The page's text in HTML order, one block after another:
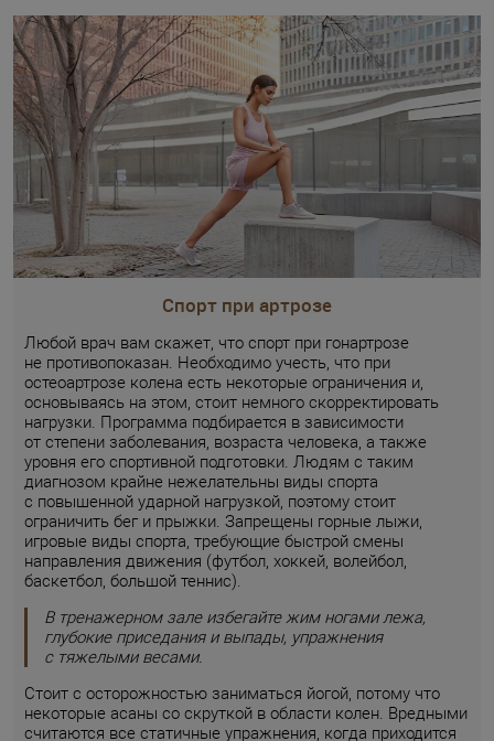
Спорт при артрозе
Любой врач вам скажет, что спорт при гонартрозе
не противопоказан. Необходимо учесть, что при
остеоартрозе колена есть некоторые ограничения и,
основываясь на этом, стоит немного скорректировать
нагрузки. Программа подбирается в зависимости
от степени заболевания, возраста человека, а также
уровня его спортивной подготовки. Людям с таким
диагнозом крайне нежелательны виды спорта
с повышенной ударной нагрузкой, поэтому стоит
ограничить бег и прыжки. Запрещены горные лыжи,
игровые виды спорта, требующие быстрой смены
направления движения (футбол, хоккей, волейбол,
баскетбол, большой теннис).
В тренажерном зале избегайте жим ногами лежа,
глубокие приседания и выпады, упражнения
с тяжелыми весами.
Стоит с осторожностью заниматься йогой, потому что
некоторые асаны со скруткой в области колен. Вредными
считаются все статичные упражнения, когда приходится